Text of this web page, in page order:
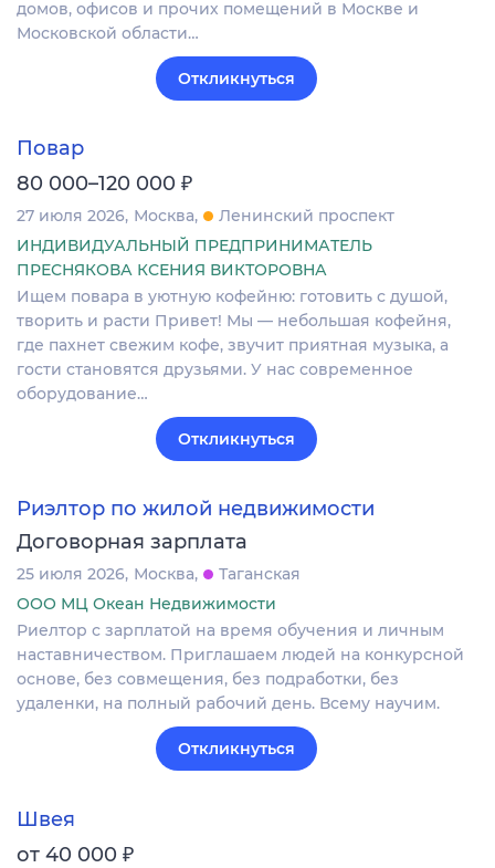
домов, офисов и прочих помещений в Москве и
Московской области…
Откликнуться
Повар
80 000–120 000 ₽
27 июля 2026 Москва
Ленинский проспект
ИНДИВИДУАЛЬНЫЙ ПРЕДПРИНИМАТЕЛЬ
ПРЕСНЯКОВА КСЕНИЯ ВИКТОРОВНА
Ищем повара в уютную кофейню: готовить с душой,
творить и расти Привет! Мы — небольшая кофейня,
где пахнет свежим кофе, звучит приятная музыка, а
гости становятся друзьями. У нас современное
оборудование…
Откликнуться
Риэлтор по жилой недвижимости
Договорная зарплата
25 июля 2026 Москва
Таганская
ООО МЦ Океан Недвижимости
Риелтор с зарплатой на время обучения и личным
наставничеством. Приглашаем людей на конкурсной
основе, без совмещения, без подработки, без
удаленки, на полный рабочий день. Всему научим.
Откликнуться
Швея
от 40 000 ₽